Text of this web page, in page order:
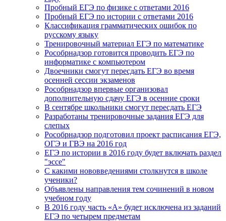
Пробный ЕГЭ по физике с ответами 2016
Пробный ЕГЭ по истории с ответами 2016
Классификация грамматических ошибок по
русскому языку
Тренировочный материал ЕГЭ по математике
Рособрнадзор готовится проводить ЕГЭ по
информатике с компьютером
Двоечники смогут пересдать ЕГЭ во время
осенней сессии экзаменов
Рособрнадзор впервые организовал
дополнительную сдачу ЕГЭ в осенние сроки
В сентябре школьники смогут пересдать ЕГЭ
Разработаны тренировочные задания ЕГЭ для
слепых
Рособрнадзор подготовил проект расписания ЕГЭ,
ОГЭ и ГВЭ на 2016 год
ЕГЭ по истории в 2016 году будет включать раздел
"эссе"
С какими нововведениями столкнутся в школе
ученики?
Объявлены направления тем сочинений в новом
учебном году
В 2016 году часть «А» будет исключена из заданий
ЕГЭ по четырем предметам